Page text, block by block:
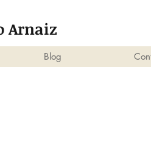
Arnaiz
Blog